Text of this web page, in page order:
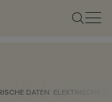
DATEN ELEKTRISCHE